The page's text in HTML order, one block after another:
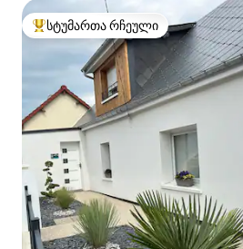
სტუმართა რჩეული მოწინავე
სტუმართა რჩეული